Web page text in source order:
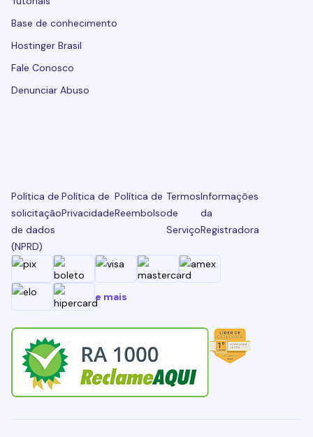
Base de conhecimento
Hostinger Brasil
Fale Conosco
Denunciar Abuso
Política de
solicitação
de dados
(NPRD)
Política de
Privacidade
Política de
Reembolso
Termos
de
Serviço
Informações
da
Registradora
e mais